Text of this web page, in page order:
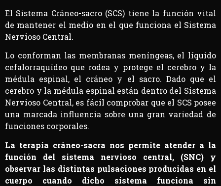
El Sistema Cráneo-sacro (SCS) tiene la función vital
de mantener el medio en el que funciona el Sistema
Nervioso Central.
Lo conforman las membranas meníngeas, el líquido
cefalorraquídeo que rodea y protege el cerebro y la
médula espinal, el cráneo y el sacro. Dado que el
cerebro y la médula espinal están dentro del Sistema
Nervioso Central, es fácil comprobar que el SCS posee
una marcada influencia sobre una gran variedad de
funciones corporales.
La terapia cráneo-sacra nos permite atender a la
función del sistema nervioso central, (SNC) y
observar las distintas pulsaciones producidas en el
cuerpo cuando dicho sistema funciona sin